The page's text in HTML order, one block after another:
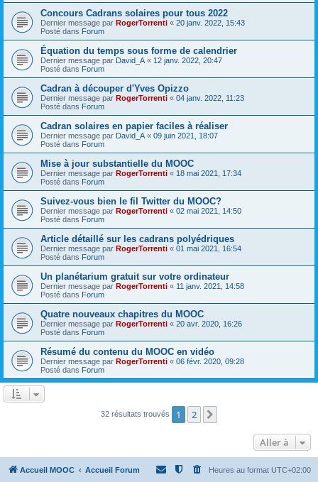
Concours Cadrans solaires pour tous 2022
Dernier message par RogerTorrenti « 20 janv. 2022, 15:43
Posté dans Forum
Équation du temps sous forme de calendrier
Dernier message par David_A « 12 janv. 2022, 20:47
Posté dans Forum
Cadran à découper d'Yves Opizzo
Dernier message par RogerTorrenti « 04 janv. 2022, 11:23
Posté dans Forum
Cadran solaires en papier faciles à réaliser
Dernier message par David_A « 09 juin 2021, 18:07
Posté dans Forum
Mise à jour substantielle du MOOC
Dernier message par RogerTorrenti « 18 mai 2021, 17:34
Posté dans Forum
Suivez-vous bien le fil Twitter du MOOC?
Dernier message par RogerTorrenti « 02 mai 2021, 14:50
Posté dans Forum
Article détaillé sur les cadrans polyédriques
Dernier message par RogerTorrenti « 01 mai 2021, 16:54
Posté dans Forum
Un planétarium gratuit sur votre ordinateur
Dernier message par RogerTorrenti « 11 janv. 2021, 14:58
Posté dans Forum
Quatre nouveaux chapitres du MOOC
Dernier message par RogerTorrenti « 20 avr. 2020, 16:26
Posté dans Forum
Résumé du contenu du MOOC en vidéo
Dernier message par RogerTorrenti « 06 févr. 2020, 09:28
Posté dans Forum
32 résultats trouvés 1 2
Aller à
Accueil MOOC Accueil Forum Heures au format UTC+02:00